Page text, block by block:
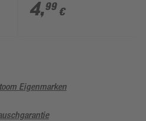
4,99 €
Eigenmarken